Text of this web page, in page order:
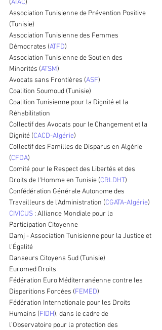
(ATAC)
Association Tunisienne de Prévention Positive
(Tunisie)
Association Tunisienne des Femmes
Démocrates (ATFD)
Association Tunisienne de Soutien des
Minorités (ATSM)
Avocats sans Frontières (ASF)
Coalition Soumoud (Tunisie)
Coalition Tunisienne pour la Dignité et la
Réhabilitation
Collectif des Avocats pour le Changement et la
Dignité (CACD-Algérie)
Collectif des Familles de Disparus en Algérie
(CFDA)
Comité pour le Respect des Libertés et des
Droits de l'Homme en Tunisie (CRLDHT)
Confédération Générale Autonome des
Travailleurs de l’Administration (CGATA-Algérie)
CIVICUS : Alliance Mondiale pour la
Participation Citoyenne
Damj - Association Tunisienne pour la Justice et
l'Égalité
Danseurs Citoyens Sud (Tunisie)
Euromed Droits
Fédération Euro Méditerranéenne contre les
Disparitions Forcées (FEMED)
Fédération Internationale pour les Droits
Humains (FIDH), dans le cadre de
l’Observatoire pour la protection des